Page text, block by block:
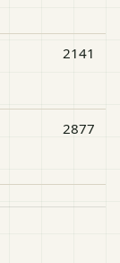
2141
2877